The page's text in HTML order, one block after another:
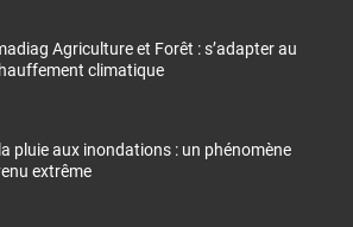
Agriculture et Forêt : s’adapter au
climatique
pluie aux inondations : un phénomène
extrême